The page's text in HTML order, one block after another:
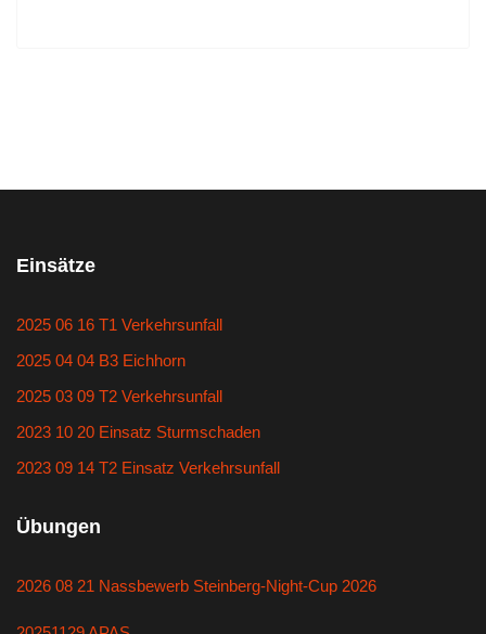
Einsätze
2025 06 16 T1 Verkehrsunfall
2025 04 04 B3 Eichhorn
2025 03 09 T2 Verkehrsunfall
2023 10 20 Einsatz Sturmschaden
2023 09 14 T2 Einsatz Verkehrsunfall
Übungen
2026 08 21 Nassbewerb Steinberg-Night-Cup 2026